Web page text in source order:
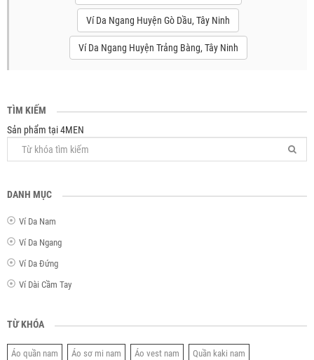
Ví Da Ngang Huyện Gò Dầu, Tây Ninh
Ví Da Ngang Huyện Trảng Bàng, Tây Ninh
TÌM KIẾM
Sản phẩm tại 4MEN
DANH MỤC
Ví Da Nam
Ví Da Ngang
Ví Da Đứng
Ví Dài Cầm Tay
TỪ KHÓA
Áo quần nam Áo sơ mi nam Áo vest nam Quần kaki nam